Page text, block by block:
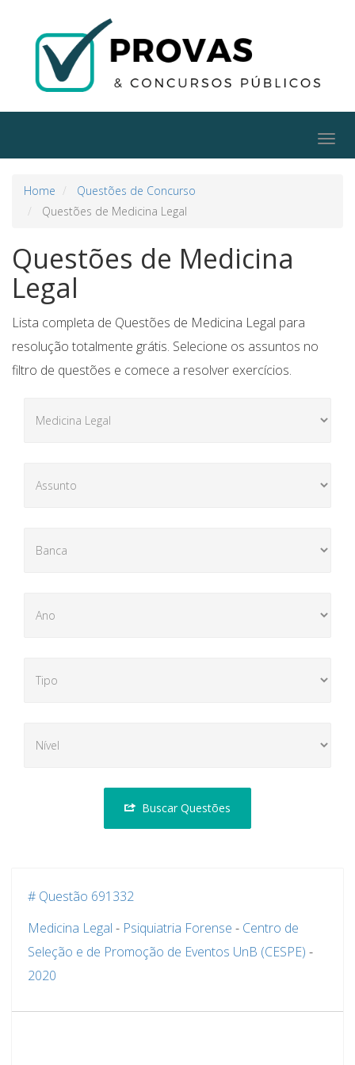
Home
Questões de Concurso
Questões de Medicina Legal
Questões de Medicina
Legal
Lista completa de Questões de Medicina Legal para
resolução totalmente grátis. Selecione os assuntos no
filtro de questões e comece a resolver exercícios.
Buscar Questões
# Questão 691332
Medicina Legal - Psiquiatria Forense - Centro de
Seleção e de Promoção de Eventos UnB (CESPE) -
2020